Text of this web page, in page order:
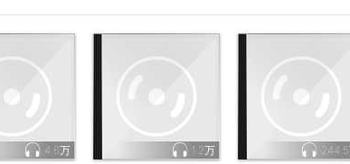
4.6万 1.2万